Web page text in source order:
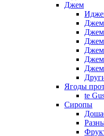
Джем
Джем
Ягоды
te
Сиропы